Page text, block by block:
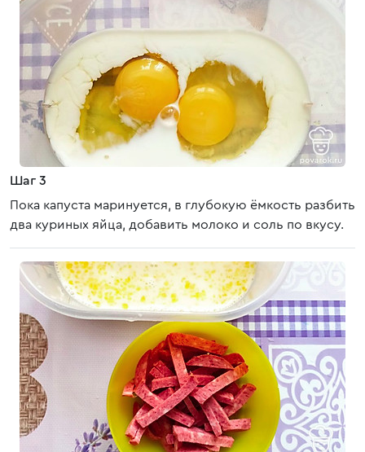
Шаг 3
Пока капуста маринуется, в глубокую ёмкость разбить
два куриных яйца, добавить молоко и соль по вкусу.